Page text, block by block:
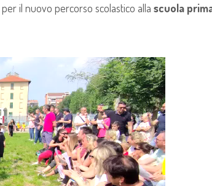
per il nuovo percorso scolastico alla scuola